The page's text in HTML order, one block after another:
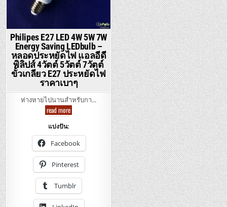
Philipes E27 LED 4W 5W 7W
Energy Saving LEDbulb –
หลอดประหยัดไฟ แอลอีดี
พิลิปส์ 4วัตต์ 5วัตต์ 7วัตต์
ขั้วเกลียว E27 ประหยัดไฟ
ราคาเบาๆ
ห่างหายไปนานสำหรับกา…
read morePhilipes
E27
5W
7W
Energy
Saving
LEDbulb
–
หลอด
ประหยัด
ไฟ
แอ
ล
แบ่งปัน:
Facebook
Pinterest
Tumblr